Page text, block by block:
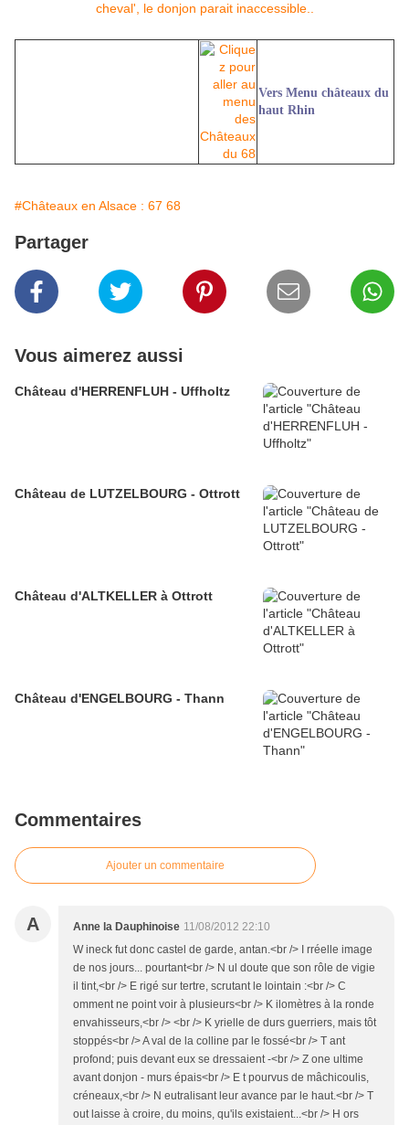
Vers Menu châteaux du
haut Rhin
#Châteaux en Alsace : 67 68
Partager
Vous aimerez aussi
Château d'HERRENFLUH - Uffholtz
Château de LUTZELBOURG - Ottrott
Château d'ALTKELLER à Ottrott
Château d'ENGELBOURG - Thann
Commentaires
Ajouter un commentaire
A Anne la Dauphinoise 11/08/2012 22:10
W ineck fut donc castel de garde, antan.<br /> I rréelle image
de nos jours... pourtant<br /> N ul doute que son rôle de vigie
il tint,<br /> E rigé sur tertre, scrutant le lointain :<br /> C
omment ne point voir à plusieurs<br /> K ilomètres à la ronde
envahisseurs,<br /> <br /> K yrielle de durs guerriers, mais tôt
stoppés<br /> A val de la colline par le fossé<br /> T ant
profond; puis devant eux se dressaient -<br /> Z one ultime
avant donjon - murs épais<br /> E t pourvus de mâchicoulis,
créneaux,<br /> N eutralisant leur avance par le haut.<br /> T
out laisse à croire, du moins, qu'ils existaient...<br /> H ors